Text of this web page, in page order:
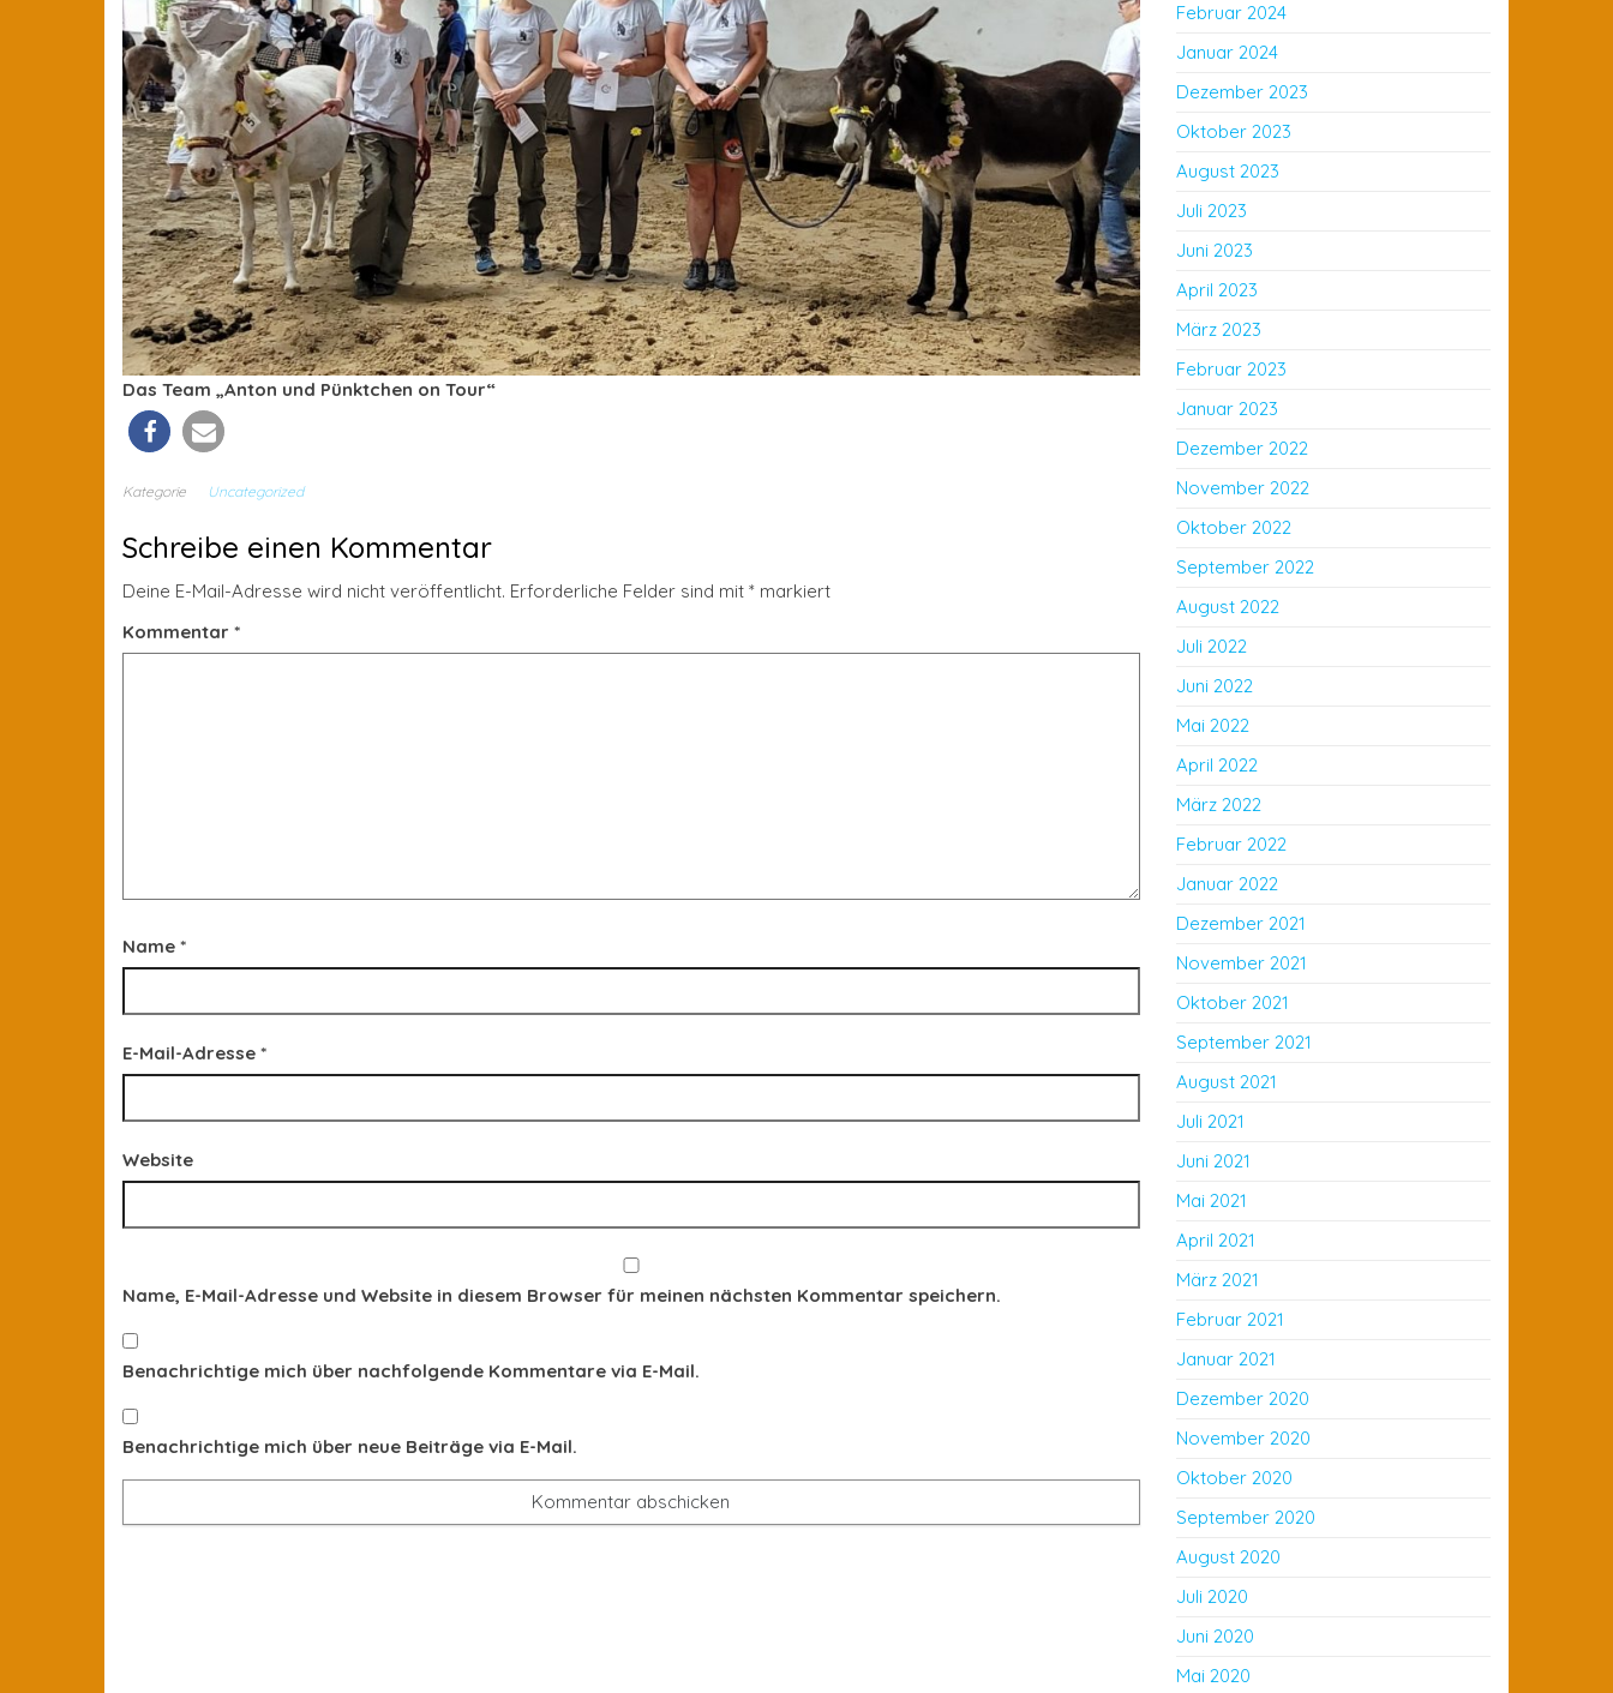
Das Team „Anton und Pünktchen on Tour“
Kategorie Uncategorized
Schreibe einen Kommentar
Deine E-Mail-Adresse wird nicht veröffentlicht. Erforderliche Felder sind mit * markiert
Kommentar *
Name *
E-Mail-Adresse *
Website
Name, E-Mail-Adresse und Website in diesem Browser für meinen nächsten Kommentar speichern.
Benachrichtige mich über nachfolgende Kommentare via E-Mail.
Benachrichtige mich über neue Beiträge via E-Mail.
Februar 2024
Januar 2024
Dezember 2023
Oktober 2023
August 2023
Juli 2023
Juni 2023
April 2023
März 2023
Februar 2023
Januar 2023
Dezember 2022
November 2022
Oktober 2022
September 2022
August 2022
Juli 2022
Juni 2022
Mai 2022
April 2022
März 2022
Februar 2022
Januar 2022
Dezember 2021
November 2021
Oktober 2021
September 2021
August 2021
Juli 2021
Juni 2021
Mai 2021
April 2021
März 2021
Februar 2021
Januar 2021
Dezember 2020
November 2020
Oktober 2020
September 2020
August 2020
Juli 2020
Juni 2020
Mai 2020